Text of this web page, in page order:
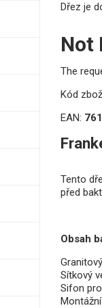
Dřez je
Not
The
Kód
EAN:
Tento
před
Obsah
Sítkový
Sifon